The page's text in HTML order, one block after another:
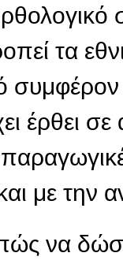
τα
έρθει
με την
να